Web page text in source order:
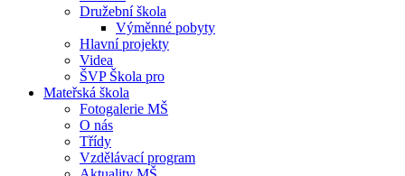
Družební škola
Výměnné pobyty
Hlavní projekty
Videa
ŠVP Škola pro
Mateřská škola
Fotogalerie MŠ
O nás
Třídy
Vzdělávací program